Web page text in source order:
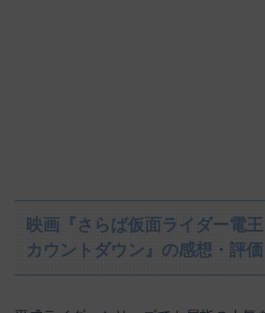
映画『さらば仮面ライダー電
カウントダウン』の感想・評